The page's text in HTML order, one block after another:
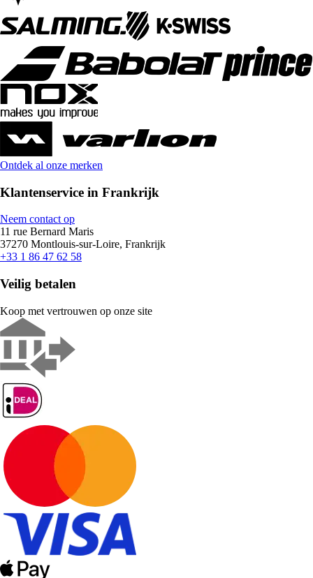
Ontdek al onze merken
Klantenservice in Frankrijk
Neem contact op
11 rue Bernard Maris
37270 Montlouis-sur-Loire, Frankrijk
+33 1 86 47 62 58
Veilig betalen
Koop met vertrouwen op onze site